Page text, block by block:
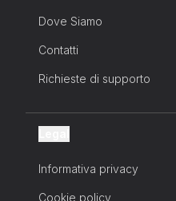
Dove Siamo
Contatti
Richieste di supporto
Informativa privacy
Cookie policy